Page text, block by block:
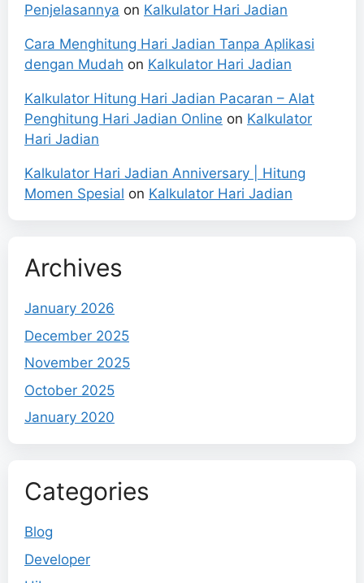
Penjelasannya on Kalkulator Hari Jadian
Cara Menghitung Hari Jadian Tanpa Aplikasi
dengan Mudah on Kalkulator Hari Jadian
Kalkulator Hitung Hari Jadian Pacaran – Alat
Penghitung Hari Jadian Online on Kalkulator
Hari Jadian
Kalkulator Hari Jadian Anniversary | Hitung
Momen Spesial on Kalkulator Hari Jadian
Archives
January 2026
December 2025
November 2025
October 2025
January 2020
Categories
Blog
Developer